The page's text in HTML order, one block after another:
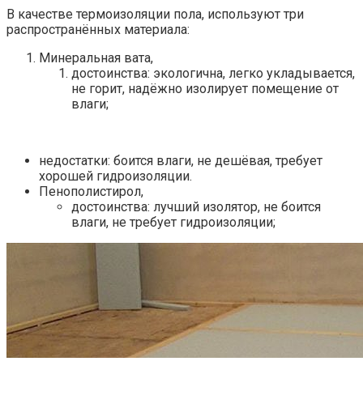
В качестве термоизоляции пола, используют три
распространённых материала:
Минеральная вата,
достоинства: экологична, легко укладывается,
не горит, надёжно изолирует помещение от
влаги;
недостатки: боится влаги, не дешёвая, требует
хорошей гидроизоляции.
Пенополистирол,
достоинства: лучший изолятор, не боится
влаги, не требует гидроизоляции;